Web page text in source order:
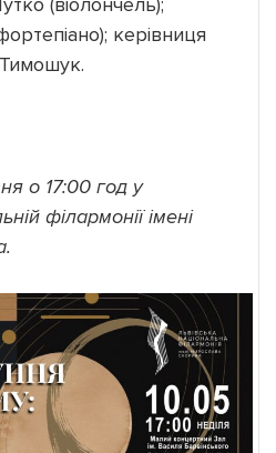
керівниця
о 17:00 год у
філармонії імені